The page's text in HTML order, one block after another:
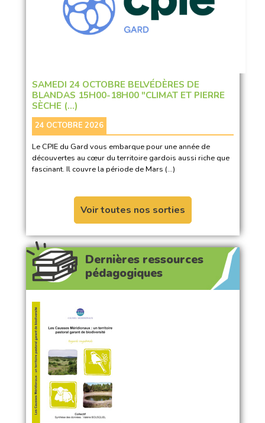
SAMEDI 24 OCTOBRE BELVÉDÈRES DE
BLANDAS 15H00-18H00 "CLIMAT ET PIERRE
SÈCHE (…)
24 OCTOBRE 2026
Le CPIE du Gard vous embarque pour une année de
découvertes au cœur du territoire gardois aussi riche que
fascinant. Il couvre la période de Mars (…)
Voir toutes nos sorties
Dernières ressources
pédagogiques